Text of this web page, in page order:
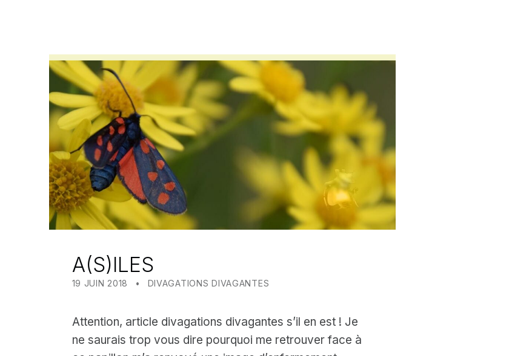
A(S)ILES
POSTED ON:
19 JUIN 2018 WRITTEN BY:
MEALIN
DIVAGATIONS DIVAGANTES
Attention, article divagations divagantes s’il en est ! Je
ne saurais trop vous dire pourquoi me retrouver face à